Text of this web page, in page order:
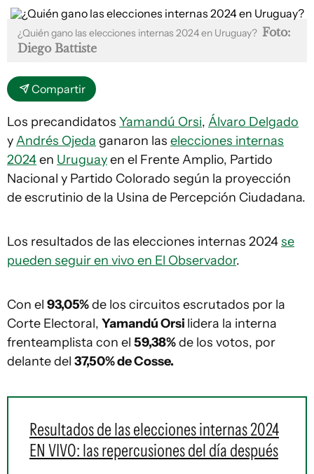
¿Quién gano las elecciones internas 2024 en Uruguay? Foto:
Diego Battiste
Compartir
Los precandidatos Yamandú Orsi, Álvaro Delgado
yAndrés Ojeda ganaron las elecciones internas
2024en Uruguayen el Frente Amplio, Partido
Nacional y Partido Colorado según la proyección
de escrutinio de la Usina de Percepción Ciudadana.
Los resultados de las elecciones internas 2024se
pueden seguir en vivo en El Observador.
Con el 93,05%de los circuitos escrutados por la
Corte Electoral, Yamandú Orsi lidera la interna
frenteamplista con el 59,38%de los votos, por
delante del 37,50% de Cosse.
Resultados de las elecciones internas 2024
EN VIVO: las repercusiones del día después